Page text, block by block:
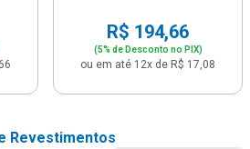
R$ 194,66
(5% de Desconto no PIX)
ou em até 12x de R$ 17,08
Revestimentos